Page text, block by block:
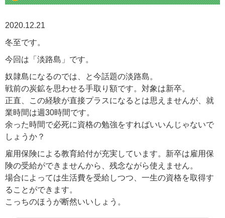
2020.12.21
冬至です。
今回は「淡路島」です。
奴隷島になるのでは、と今話題の淡路島。
戦前の炭鉱を思わせる手取り額です。対象は新卒。
正直、この経験が直接プラスになるとは思えませんが、就
業時間は週30時間です。
余った時間で必死に資格の勉強をすればいいんじゃないで
しょうか？
雇用保険による教育給付が充実しています。新卒は雇用保
険の受給ができませんから、残念ながら使えません。
場合によっては生活費を受給しつつ、一生の資格を取得す
ることができます。
こっちのほうが断然いいしょう。